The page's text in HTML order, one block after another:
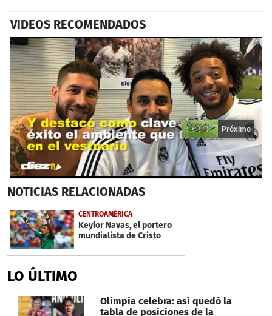
VIDEOS RECOMENDADOS
seconds
14
seconds
Próximo
NOTICIAS RELACIONADAS
CENTROAMÉRICA
Keylor Navas, el portero
mundialista de Cristo
LO ÚLTIMO
Olimpia celebra: así quedó la
tabla de posiciones de la